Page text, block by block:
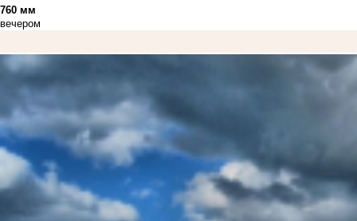
760 мм
вечером